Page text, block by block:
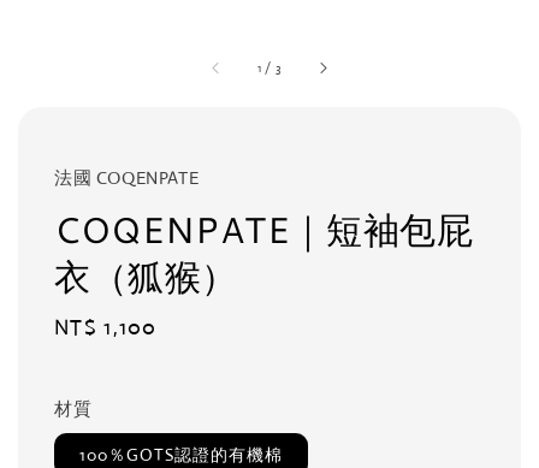
1 / 3
法國 COQENPATE
COQENPATE｜短袖包屁
衣（狐猴）
Regular
NT$ 1,100
材質
100％GOTS認證的有機棉